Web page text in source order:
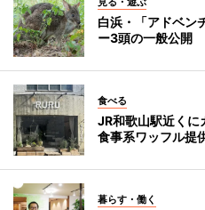
白浜・「アドベン
ー3頭の一般公開
食べる
JR和歌山駅近く
食事系ワッフル提
暮らす・働く